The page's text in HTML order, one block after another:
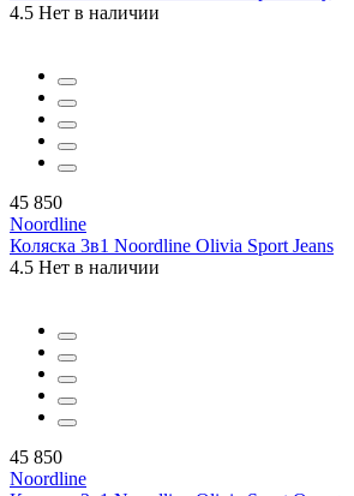
4.5 Нет в наличии
45 850
Noordline
Коляска 3в1 Noordline Olivia Sport Jeans
4.5 Нет в наличии
45 850
Noordline